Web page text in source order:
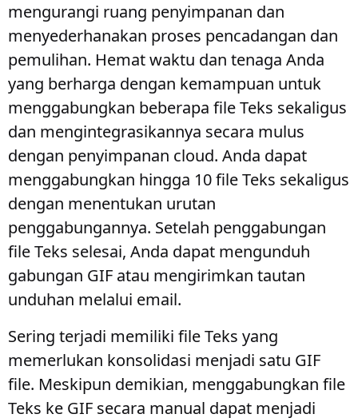
mengurangi ruang penyimpanan dan
menyederhanakan proses pencadangan dan
pemulihan. Hemat waktu dan tenaga Anda
yang berharga dengan kemampuan untuk
menggabungkan beberapa file Teks sekaligus
dan mengintegrasikannya secara mulus
dengan penyimpanan cloud. Anda dapat
menggabungkan hingga 10 file Teks sekaligus
dengan menentukan urutan
penggabungannya. Setelah penggabungan
file Teks selesai, Anda dapat mengunduh
gabungan GIF atau mengirimkan tautan
unduhan melalui email.
Sering terjadi memiliki file Teks yang
memerlukan konsolidasi menjadi satu GIF
file. Meskipun demikian, menggabungkan file
Teks ke GIF secara manual dapat menjadi